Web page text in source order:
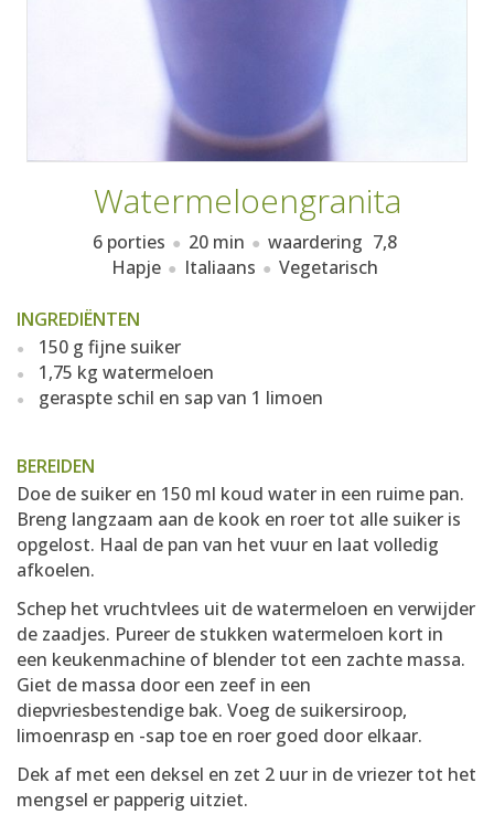
Watermeloengranita
6 porties 20 min waardering 7,8
Hapje
Italiaans Vegetarisch
INGREDIËNTEN
150 g fijne suiker
1,75 kg watermeloen
geraspte schil en sap van 1 limoen
BEREIDEN
Doe de suiker en 150 ml koud water in een ruime pan.
Breng langzaam aan de kook en roer tot alle suiker is
opgelost. Haal de pan van het vuur en laat volledig
afkoelen.
Schep het vruchtvlees uit de watermeloen en verwijder
de zaadjes. Pureer de stukken watermeloen kort in
een keukenmachine of blender tot een zachte massa.
Giet de massa door een zeef in een
diepvriesbestendige bak. Voeg de suikersiroop,
limoenrasp en -sap toe en roer goed door elkaar.
Dek af met een deksel en zet 2 uur in de vriezer tot het
mengsel er papperig uitziet.